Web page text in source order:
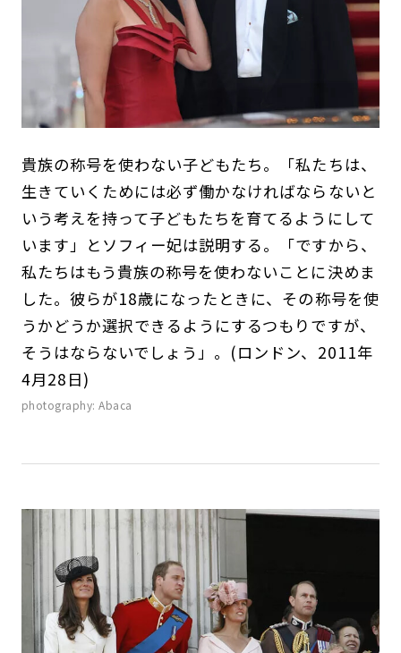
貴族の称号を使わない子どもたち。「私たちは、
生きていくためには必ず働かなければならないと
いう考えを持って子どもたちを育てるようにして
います」とソフィー妃は説明する。「ですから、
私たちはもう貴族の称号を使わないことに決めま
した。彼らが18歳になったときに、その称号を使
うかどうか選択できるようにするつもりですが、
そうはならないでしょう」。(ロンドン、2011年
4月28日)
photography: Abaca